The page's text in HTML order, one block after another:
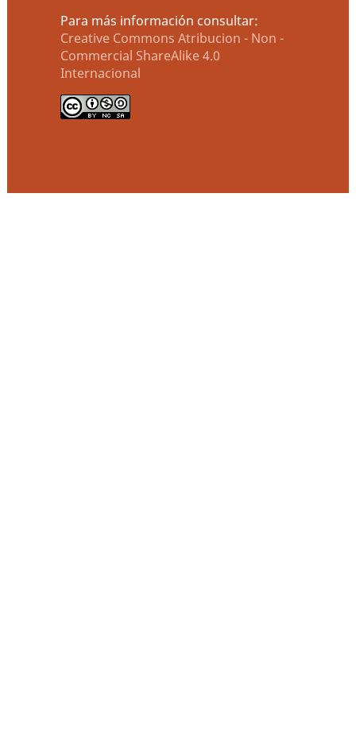
Para más información consultar:
Creative Commons Atribucion - Non -
Commercial ShareAlike 4.0
Internacional